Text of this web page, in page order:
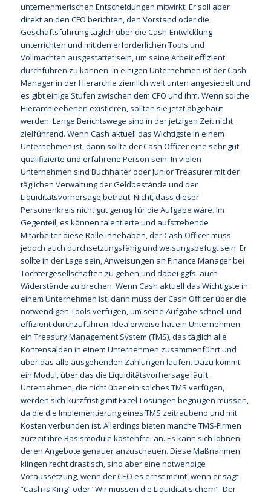
unternehmerischen Entscheidungen mitwirkt. Er soll aber
direkt an den CFO berichten, den Vorstand oder die
Geschäftsführung täglich über die Cash-Entwicklung
unterrichten und mit den erforderlichen Tools und
Vollmachten ausgestattet sein, um seine Arbeit effizient
durchführen zu können. In einigen Unternehmen ist der Cash
Manager in der Hierarchie ziemlich weit unten angesiedelt und
es gibt einige Stufen zwischen dem CFO und ihm. Wenn solche
Hierarchieebenen existieren, sollten sie jetzt abgebaut
werden. Lange Berichtswege sind in der jetzigen Zeit nicht
zielführend. Wenn Cash aktuell das Wichtigste in einem
Unternehmen ist, dann sollte der Cash Officer eine sehr gut
qualifizierte und erfahrene Person sein. In vielen
Unternehmen sind Buchhalter oder Junior Treasurer mit der
täglichen Verwaltung der Geldbestände und der
Liquiditätsvorhersage betraut. Nicht, dass dieser
Personenkreis nicht gut genug für die Aufgabe wäre. Im
Gegenteil, es können talentierte und aufstrebende
Mitarbeiter diese Rolle innehaben, der Cash Officer muss
jedoch auch durchsetzungsfähig und weisungsbefugt sein. Er
sollte in der Lage sein, Anweisungen an Finance Manager bei
Tochtergesellschaften zu geben und dabei ggfs. auch
Widerstände zu brechen. Wenn Cash aktuell das Wichtigste in
einem Unternehmen ist, dann muss der Cash Officer über die
notwendigen Tools verfügen, um seine Aufgabe schnell und
effizient durchzuführen. Idealerweise hat ein Unternehmen
ein Treasury Management System (TMS), das täglich alle
Kontensalden in einem Unternehmen zusammenführt und
über das alle ausgehenden Zahlungen laufen. Dazu kommt
ein Modul, über das die Liquiditätsvorhersage läuft.
Unternehmen, die nicht über ein solches TMS verfügen,
werden sich kurzfristig mit Excel-Lösungen begnügen müssen,
da die die Implementierung eines TMS zeitraubend und mit
Kosten verbunden ist. Allerdings bieten manche TMS-Firmen
zurzeit ihre Basismodule kostenfrei an. Es kann sich lohnen,
deren Angebote genauer anzuschauen. Diese Maßnahmen
klingen recht drastisch, sind aber eine notwendige
Voraussetzung, wenn der CEO es ernst meint, wenn er sagt
“Cash is King“ oder “Wir müssen die Liquidität sichern“. Der